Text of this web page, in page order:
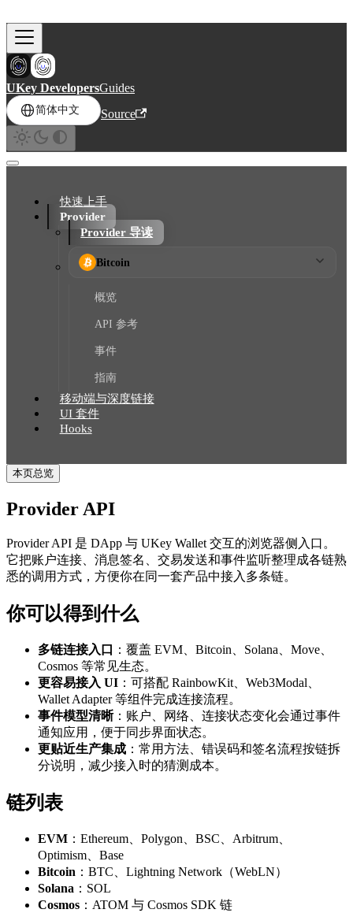
UKey DevelopersGuides
简体中文 Source
快速上手
Provider
Provider 导读
Bitcoin
概览
API 参考
事件
指南
移动端与深度链接
UI 套件
Hooks
本页总览
Provider API
Provider API 是 DApp 与 UKey Wallet 交互的浏览器侧入口。
它把账户连接、消息签名、交易发送和事件监听整理成各链熟
悉的调用方式，方便你在同一套产品中接入多条链。
你可以得到什么
多链连接入口
：覆盖 EVM、Bitcoin、Solana、Move、
Cosmos 等常见生态。
更容易接入 UI ：可搭配 RainbowKit、Web3Modal、
Wallet Adapter 等组件完成连接流程。
事件模型清晰：账户、网络、连接状态变化会通过事件
通知应用，便于同步界面状态。
更贴近生产集成 ：常用方法、错误码和签名流程按链拆
分说明，减少接入时的猜测成本。
链列表
EVM ：Ethereum、Polygon、BSC、Arbitrum、
Optimism、Base
Bitcoin ：BTC、Lightning Network（WebLN）
Solana ：SOL
Cosmos ：ATOM 与 Cosmos SDK 链